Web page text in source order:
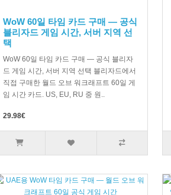
WoW 60일 타임 카드 구매 — 공식
블리자드 게임 시간, 서버 지역 선
택
WoW 60일 타임 카드 구매 — 공식 블리자
드 게임 시간, 서버 지역 선택 블리자드에서
직접 구매한 월드 오브 워크래프트 60일 게
임 시간 카드. US, EU, RU 중 원..
29.98€